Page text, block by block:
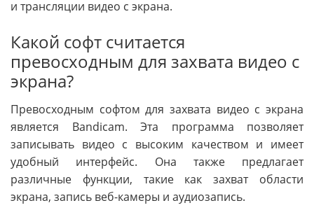
и трансляции видео с экрана.
Какой софт считается
превосходным для захвата видео с
экрана?
Превосходным софтом для захвата видео с экрана
является Bandicam. Эта программа позволяет
записывать видео с высоким качеством и имеет
удобный интерфейс. Она также предлагает
различные функции, такие как захват области
экрана, запись веб-камеры и аудиозапись.